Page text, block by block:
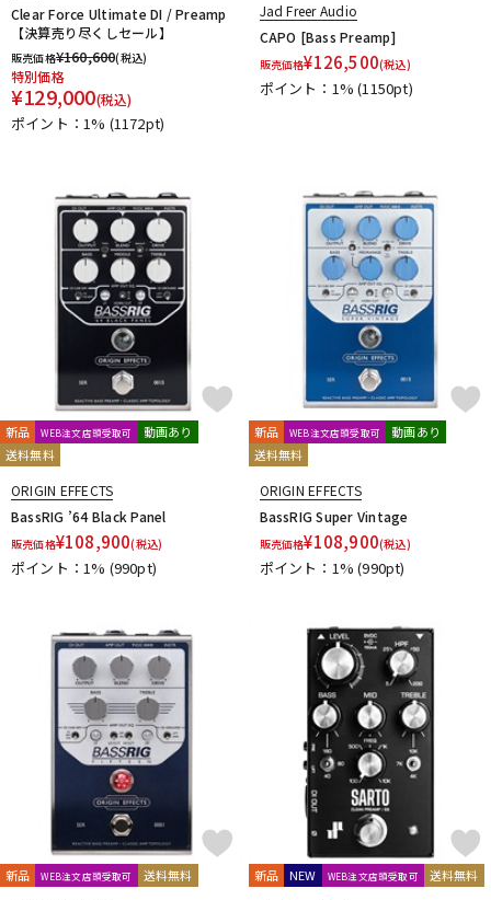
Clear Force Ultimate DI / Preamp
【決算売り尽くしセール】
販売価格¥160,600(税込)
特別価格
¥129,000(税込)
ポイント：1% (1172pt)
Jad Freer Audio
CAPO [Bass Preamp]
販売価格¥126,500(税込)
ポイント：1%(1150pt)
新品 WEB注文店頭受取可
動画あり
送料無料
ORIGIN EFFECTS
BassRIG ’64 Black Panel
販売価格¥108,900(税込)
ポイント：1% (990pt)
新品 WEB注文店頭受取可
動画あり
送料無料
ORIGIN EFFECTS
BassRIG Super Vintage
販売価格¥108,900(税込)
ポイント：1%(990pt)
新品 WEB注文店頭受取可 送料無料 新品 NEW WEB注文店頭受取可 送料無料